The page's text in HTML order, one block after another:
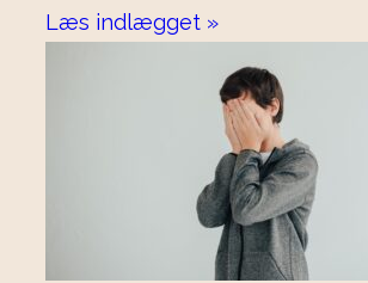
Læs indlægget »